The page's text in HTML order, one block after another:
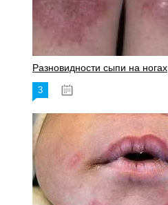
Разновидности сыпи на ногах
3